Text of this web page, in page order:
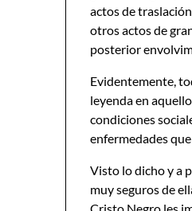
actos de
otros actos de
posterior
Evidentemente,
leyenda en
condiciones
enfermedades
Visto lo dicho y a
muy seguros de